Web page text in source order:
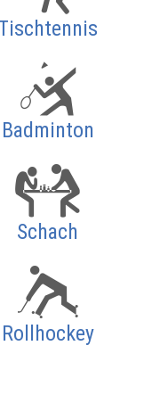
Badminton
Schach
Rollhockey